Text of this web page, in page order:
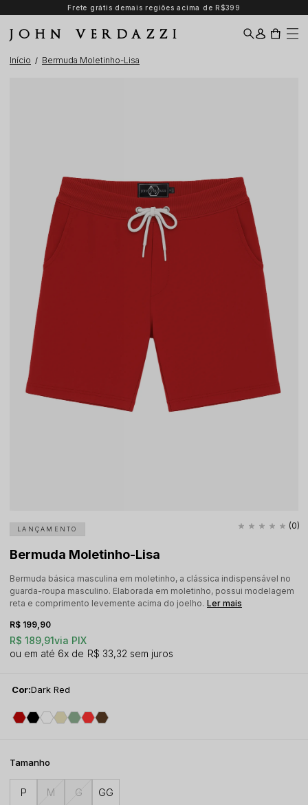
Frete grátis demais regiões acima de R$399
JOHN VERDAZZI
Início Bermuda Moletinho-Lisa
LANÇAMENTO
Bermuda Moletinho-Lisa
Bermuda básica masculina em moletinho, a clássica indispensável no
guarda-roupa masculino. Elaborada em moletinho, possui modelagem
reta e comprimento levemente acima do joelho. Ler mais
(0)
R$ 189,91via PIX
R$ 199,90
6x R$ 33,32 sem juros
Cor:Dark Red
Tamanho
P M G GG